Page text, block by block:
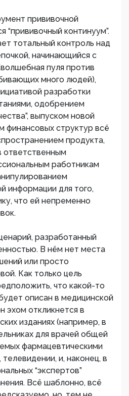
прививочной
“прививочный континуум”.
тотальный контроль над
начинающийся с
пуля против
много людей),
разработки
одобрением
выпуском новой
финансовых структур всё
продукта,
ответственным
работникам
информации для того,
что ей непременно
разработанный
В нём нет места
или просто
Как только цель
что какой-то
описан в медицинской
эхом откликнется в
изданиях (например, в
для врачей общей
фармацевтическими
и, наконец, в
“экспертов”
Всё шаблонно, всё